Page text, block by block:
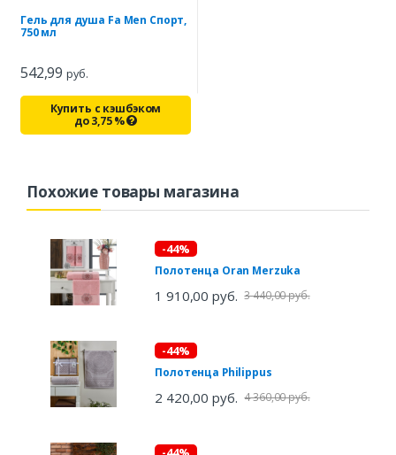
Гель для душа Fa Men Спорт,
750 мл
542,99 руб.
Купить с кэшбэком
до3,75%
Похожие товары магазина
-44%
Полотенца Oran Merzuka
1 910,00 руб. 3 440,00 руб.
-44%
Полотенца Philippus
2 420,00 руб. 4 360,00 руб.